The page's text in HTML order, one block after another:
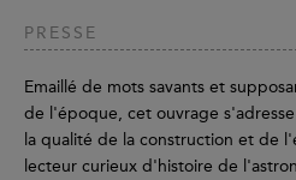
PRESSE
Emaillé de mots savants et
de l'époque, cet ouvrage
la qualité de la construction et de
lecteur curieux d'histoire de